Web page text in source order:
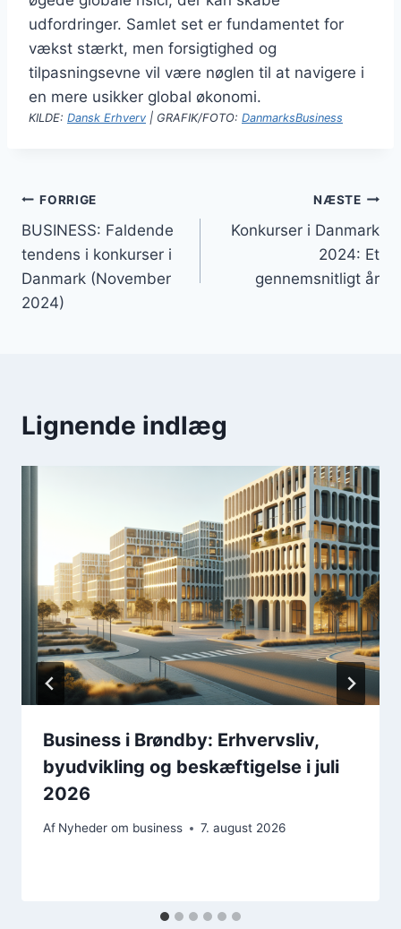
udfordringer. Samlet set er fundamentet for
vækst stærkt, men forsigtighed og
tilpasningsevne vil være nøglen til at navigere i
en mere usikker global økonomi.
KILDE: Dansk Erhverv | GRAFIK/FOTO: DanmarksBusiness
Indlægsnavigation
FORRIGE
BUSINESS: Faldende
tendens i konkurser i
Danmark (November
2024)
NÆSTE
Konkurser i Danmark
2024: Et
gennemsnitligt år
Lignende indlæg
Business i Brøndby: Erhvervsliv,
byudvikling og beskæftigelse i juli
2026
Af Nyheder om business 7. august 2026